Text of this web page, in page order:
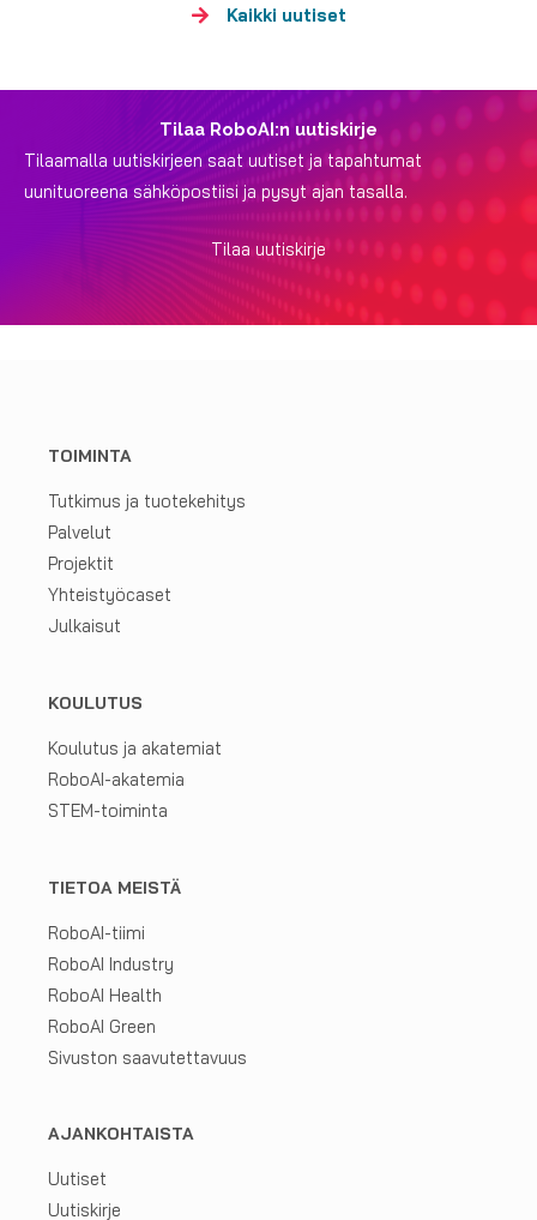
Kaikki uutiset
Tilaa RoboAI:n uutiskirje
Tilaamalla uutiskirjeen saat uutiset ja tapahtumat
uunituoreena sähköpostiisi ja pysyt ajan tasalla.
Tilaa uutiskirje
TOIMINTA
Tutkimus ja tuotekehitys
Palvelut
Projektit
Yhteistyöcaset
Julkaisut
KOULUTUS
Koulutus ja akatemiat
RoboAI-akatemia
STEM-toiminta
TIETOA MEISTÄ
RoboAI-tiimi
RoboAI Industry
RoboAI Health
RoboAI Green
Sivuston saavutettavuus
AJANKOHTAISTA
Uutiset
Uutiskirje